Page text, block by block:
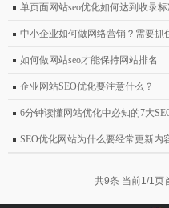
单页面网站seo优化如何达到收录标
中小企业如何做网络营销？需要抓
如何做网站seo才能保持网站排名
企业网站SEO优化要注意什么？
6分钟读懂网站优化中必知的7大
SEO优化网站为什么要经常更新内
共9条 当前1/1页